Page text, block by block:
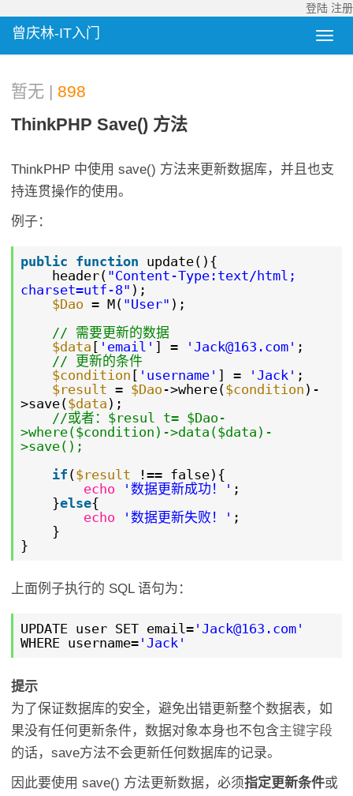
登陆 注册
曾庆林-IT入门
暂无 | 898
ThinkPHP Save() 方法
ThinkPHP 中使用 save() 方法来更新数据库，并且也支
持连贯操作的使用。
例子：
public function update(){
header( "Content-Type:text/html;
charset=utf-8" );
$Dao = M( "User" );
// 需要更新的数据
$data [ 'email' ] = 'Jack@163.com' ;
// 更新的条件
$condition [ 'username' ] = 'Jack' ;
$result = $Dao ->where($condition )-
>save($data );
//或者：$resul t= $Dao-
>where($condition)->data($data)-
>save();
if ($result
!== false){
echo
'数据更新成功！' ;
}else{
echo
'数据更新失败！' ;
}
}
上面例子执行的 SQL 语句为：
UPDATE user SET email='Jack@163.com'
WHERE username='Jack'
提示
为了保证数据库的安全，避免出错更新整个数据表，如
果没有任何更新条件，数据对象本身也不包含主键字段
的话，save方法不会更新任何数据库的记录。
因此要使用 save() 方法更新数据，必须指定更新条件或